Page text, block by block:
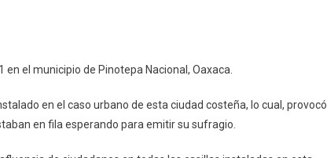
el municipio de Pinotepa Nacional, Oaxaca.
en el caso urbano de esta ciudad costeña, lo cual, provocó
en fila esperando para emitir su sufragio.